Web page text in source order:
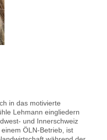
in das motivierte
Lehmann eingliedern
und Innerschweiz
ÖLN-Betrieb, ist